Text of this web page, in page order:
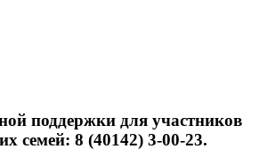
поддержки для участников
семей: 8 (40142) 3-00-23.